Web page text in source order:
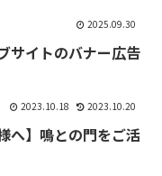
2025.09.30
サイトのバナー広告
2023.10.18 2023.10.20
へ】鳴との門をご活